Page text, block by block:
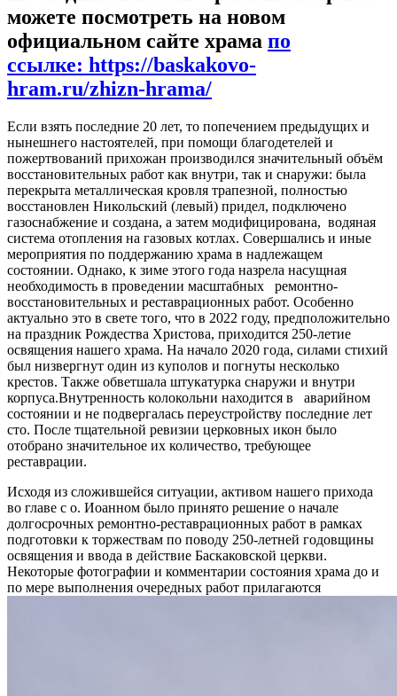
можете посмотреть на новом
официальном сайте храма по
ссылке: https://baskakovo-
hram.ru/zhizn-hrama/
Если взять последние 20 лет, то попечением предыдущих и
нынешнего настоятелей, при помощи благодетелей и
пожертвований прихожан производился значительный объём
восстановительных работ как внутри, так и снаружи: была
перекрыта металлическая кровля трапезной, полностью
восстановлен Никольский (левый) придел, подключено
газоснабжение и создана, а затем модифицирована, водяная
система отопления на газовых котлах. Совершались и иные
мероприятия по поддержанию храма в надлежащем
состоянии. Однако, к зиме этого года назрела насущная
необходимость в проведении масштабных ремонтно-
восстановительных и реставрационных работ. Особенно
актуально это в свете того, что в 2022 году, предположительно
на праздник Рождества Христова, приходится 250-летие
освящения нашего храма. На начало 2020 года, силами стихий
был низвергнут один из куполов и погнуты несколько
крестов. Также обветшала штукатурка снаружи и внутри
корпуса.Внутренность колокольни находится в аварийном
состоянии и не подвергалась переустройству последние лет
сто. После тщательной ревизии церковных икон было
отобрано значительное их количество, требующее
реставрации.
Исходя из сложившейся ситуации, активом нашего прихода
во главе с о. Иоанном было принято решение о начале
долгосрочных ремонтно-реставрационных работ в рамках
подготовки к торжествам по поводу 250-летней годовщины
освящения и ввода в действие Баскаковской церкви.
Некоторые фотографии и комментарии состояния храма до и
по мере выполнения очередных работ прилагаются